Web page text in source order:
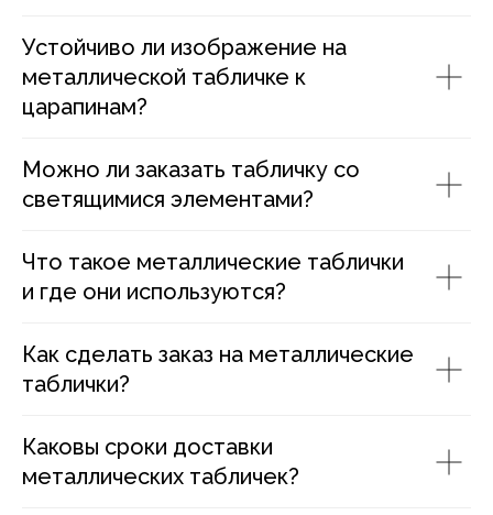
Устойчиво ли изображение на
металлической табличке к
царапинам?
Можно ли заказать табличку со
светящимися элементами?
Что такое металлические таблички
и где они используются?
Как сделать заказ на металлические
таблички?
Каковы сроки доставки
металлических табличек?